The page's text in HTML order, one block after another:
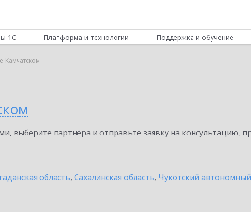
1С Платформа и технологии Поддержка и обучение
Камчатском
выберите партнёра и отправьте заявку на консультацию,
область, Сахалинская область, Чукотский